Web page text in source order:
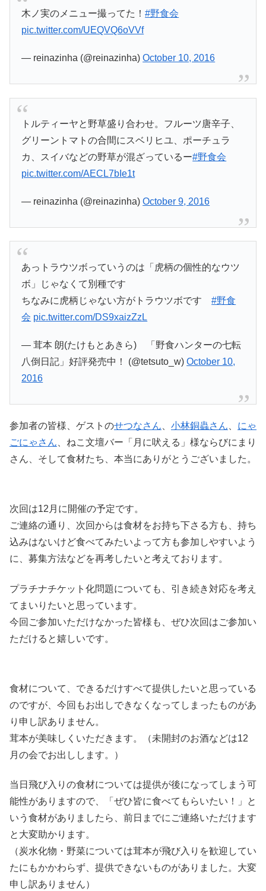
木ノ実のメニュー撮ってた！#野食会
pic.twitter.com/UEQVQ6oVVf
— reinazinha (@reinazinha)October 10, 2016
トルティーヤと野草盛り合わせ。フルーツ唐辛子、
グリーントマトの合間にスベリヒユ、ポーチュラ
カ、スイバなどの野草が混ざっているー#野食会
pic.twitter.com/AECL7bIe1t
— reinazinha (@reinazinha)October 9, 2016
あっトラウツボっていうのは「虎柄の個性的なウツ
ボ」じゃなくて別種です
ちなみに虎柄じゃない方がトラウツボです#野食
会 pic.twitter.com/DS9xaizZzL
— 茸本 朗(たけもとあきら) 「野食ハンターの七転
八倒日記」好評発売中！ (@tetsuto_w)October 10,
2016
参加者の皆様、ゲストのせつなさん、 小林銅蟲さん、 にゃ
ごにゃさん、ねこ文壇バー「月に吠える」様ならびにまり
さん、そして食材たち、本当にありがとうございました。
次回は12月に開催の予定です。
ご連絡の通り、次回からは食材をお持ち下さる方も、持ち
込みはないけど食べてみたいよって方も参加しやすいよう
に、募集方法などを再考したいと考えております。
プラチナチケット化問題についても、引き続き対応を考え
てまいりたいと思っています。
今回ご参加いただけなかった皆様も、ぜひ次回はご参加い
ただけると嬉しいです。
食材について、できるだけすべて提供したいと思っている
のですが、今回もお出しできなくなってしまったものがあ
り申し訳ありません。
茸本が美味しくいただきます。（未開封のお酒などは12
月の会でお出しします。）
当日飛び入りの食材については提供が後になってしまう可
能性がありますので、「ぜひ皆に食べてもらいたい！」と
いう食材がありましたら、前日までにご連絡いただけます
と大変助かります。
（炭水化物・野菜については茸本が飛び入りを歓迎してい
たにもかかわらず、提供できないものがありました。大変
申し訳ありません）